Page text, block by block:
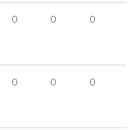
0 0 0
0 0 0